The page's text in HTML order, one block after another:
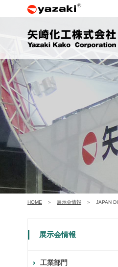
HOME 展示会情報 JAPAN
展示会情報
工業部門